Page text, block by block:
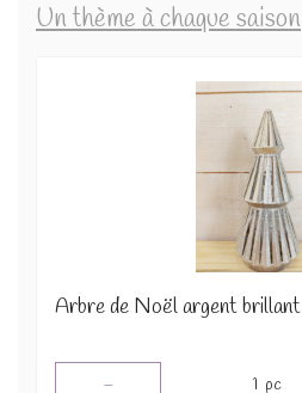
Un thème à chaque saison
- 1 pc